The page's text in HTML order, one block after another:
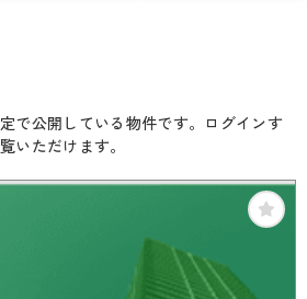
で公開している物件です。ログインす
いただけます。